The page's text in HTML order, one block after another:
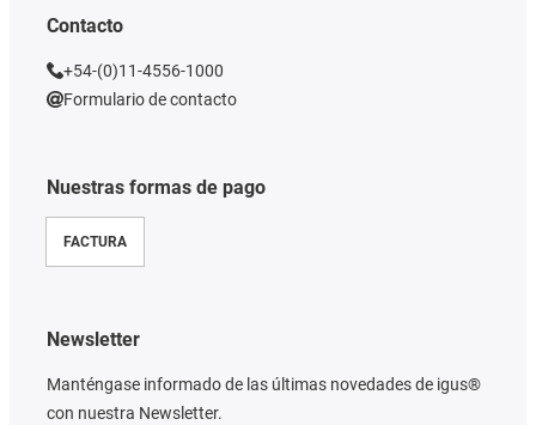
Nuestras formas de pago
FACTURA
Contacto
+54-(0)11-4556-1000
Formulario de contacto
Newsletter
Manténgase informado de las últimas novedades de igus®
con nuestra Newsletter.